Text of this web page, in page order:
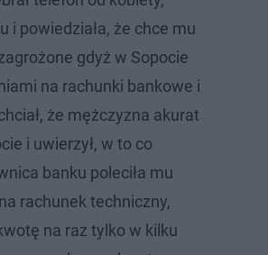
i powiedziała, że chce mu
gdyż w Sopocie
na rachunki bankowe i
że mężczyzna akurat
i uwierzył, w to co
banku poleciła mu
rachunek techniczny,
na raz tylko w kilku